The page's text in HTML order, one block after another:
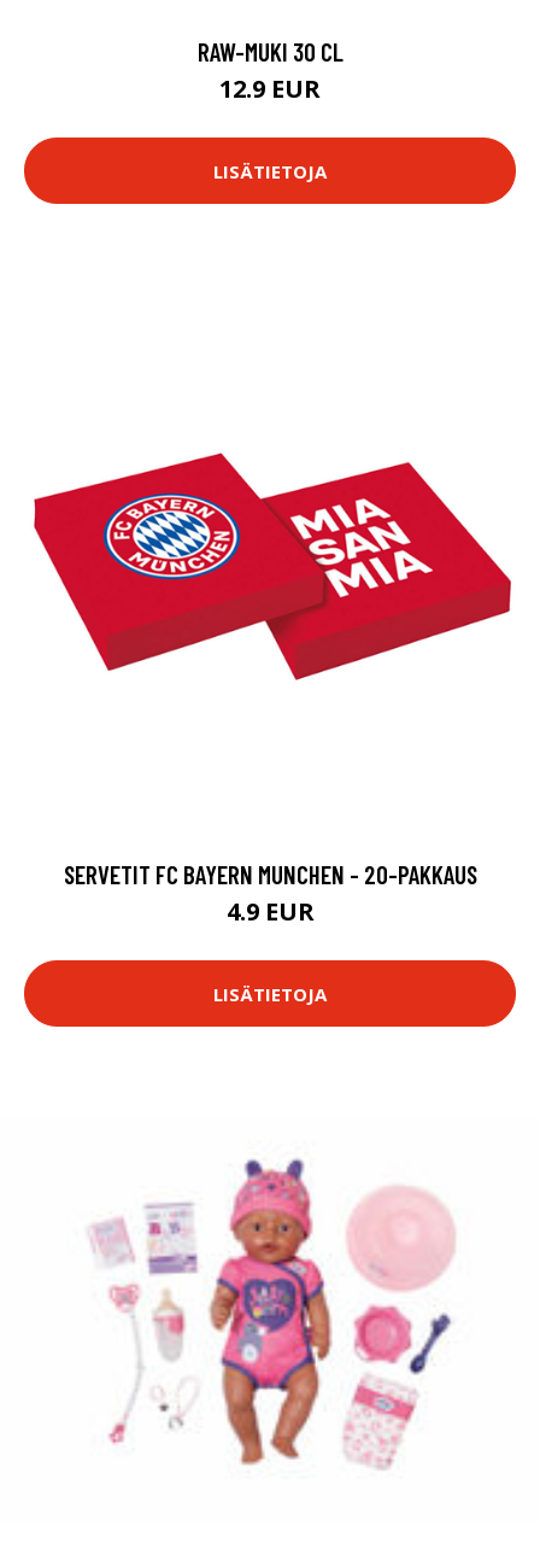
RAW-MUKI 30 CL
12.9 EUR
LISÄTIETOJA
SERVETIT FC BAYERN MUNCHEN - 20-PAKKAUS
4.9 EUR
LISÄTIETOJA